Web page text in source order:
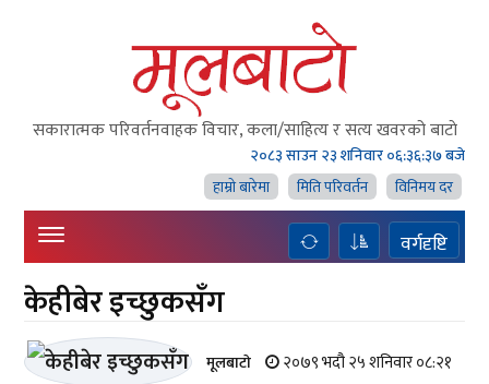
सकारात्मक परिवर्तनवाहक विचार, कला/साहित्य र सत्य खवरको बाटाे
२०८३ साउन २३ शनिवार०६:३६:३८ बजे
हाम्राे बारेमा
मिति परिवर्तन विनिमय दर
वर्गदृष्टि
केहीबेर इच्छुकसँग
मूलबाटाे २०७९ भदौ २५ शनिवार ०८:२१